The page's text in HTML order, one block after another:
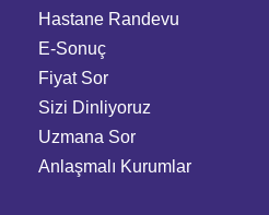
Hastane Randevu
E-Sonuç
Fiyat Sor
Sizi Dinliyoruz
Uzmana Sor
Anlaşmalı Kurumlar